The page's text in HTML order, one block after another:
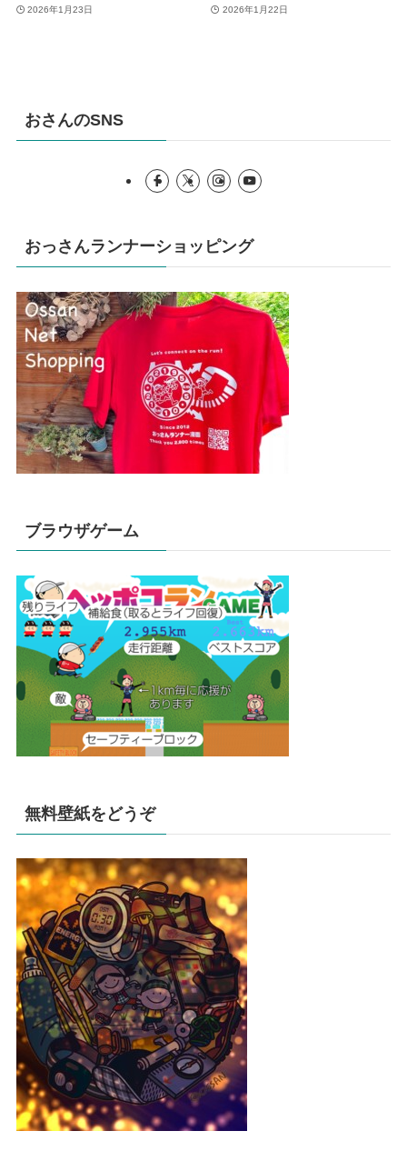
2026年1月23日 2026年1月22日
おさんのSNS
おっさんランナーショッピング
ブラウザゲーム
無料壁紙をどうぞ